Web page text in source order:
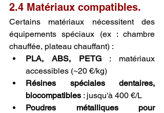
2.4 Matériaux compatibles.
Certains matériaux nécessitent des
équipements spéciaux (ex : chambre
chauffée, plateau chauffant) :
PLA, ABS, PETG : matériaux
accessibles (~20 €/kg)
Résines spéciales dentaires,
biocompatibles : jusqu'à 400 €/L
Poudres métalliques pour